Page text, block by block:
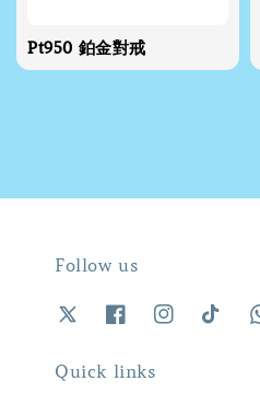
Pt950 鉑金對戒
Follow us
Quick links